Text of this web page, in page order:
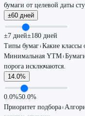
бумаги от целевой даты
±60 дней
±7 дней±180 дней
Типы бумаг Какие классы
Минимальная YTM
порога исключаются.
14.0%
0.0%50.0%
Приоритет подбора